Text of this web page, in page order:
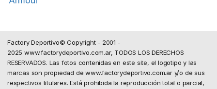
Factory Deportivo© Copyright - 2001 -
2025 www.factorydeportivo.com.ar, TODOS LOS DERECHOS
RESERVADOS. Las fotos contenidas en este site, el logotipo y las
marcas son propiedad de www.factorydeportivo.com.ar y/o de sus
respectivos titulares. Está prohibida la reproducción total o parcial,